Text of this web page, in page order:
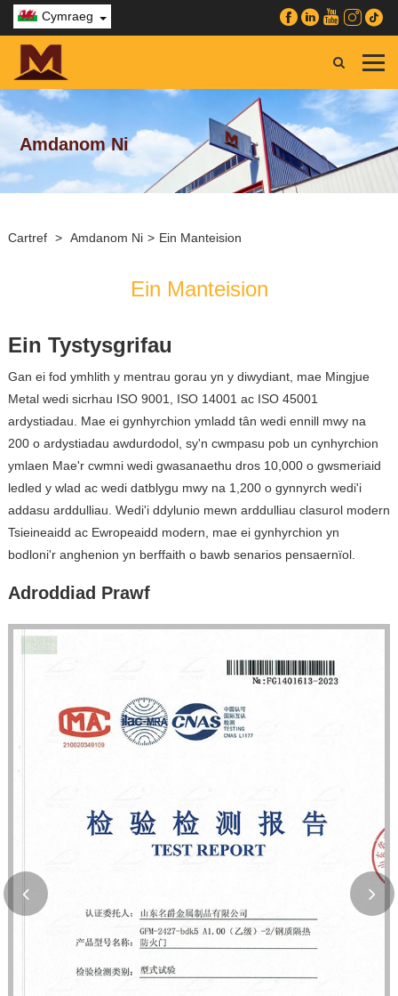
Cymraeg
Amdanom Ni
Cartref > Amdanom Ni > Ein Manteision
Ein Manteision
Ein Tystysgrifau
Gan ei fod ymhlith y mentrau gorau yn y diwydiant, mae Mingjue
Metal wedi sicrhau ISO 9001, ISO 14001 ac ISO 45001
ardystiadau. Mae ei gynhyrchion ymladd tân wedi ennill mwy na
200 o ardystiadau awdurdodol, sy'n cwmpasu pob un cynhyrchion
ymlaen Mae'r cwmni wedi gwasanaethu dros 10,000 o gwsmeriaid
ledled y wlad ac wedi datblygu mwy na 1,200 o gynnyrch wedi'i
addasu arddulliau. Wedi'i ddylunio mewn arddulliau clasurol modern
Tsieineaidd ac Ewropeaidd modern, mae ei gynhyrchion yn
bodloni'r anghenion yn berffaith o bawb senarios pensaernïol.
Adroddiad Prawf